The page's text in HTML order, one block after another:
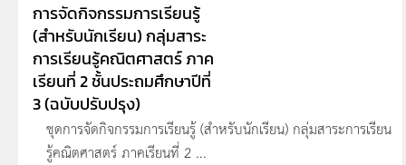
การจัดกิจกรรมการเรียนรู้
(สำหรับนักเรียน) กลุ่มสาระ
การเรียนรู้คณิตศาสตร์ ภาค
เรียนที่ 2 ชั้นประถมศึกษาปีที่
3 (ฉบับปรับปรุง)
ชุดการจัดกิจกรรมการเรียนรู้ (สำหรับนักเรียน) กลุ่มสาระการเรียน
รู้คณิตศาสตร์ ภาคเรียนที่ 2 ...